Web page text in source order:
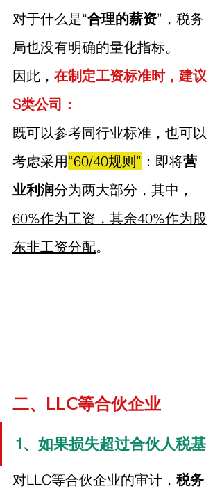
对于什么是“合理的薪资”，税务
局也没有明确的量化指标。
因此， 在制定工资标准时，建议
S类公司：
既可以参考同行业标准，也可以
考虑采用“60/40规则” ：即将营
业利润分为两大部分，其中，
60%作为工资，其余40%作为股
东非工资分配。
二、LLC等合伙企业
1、如果损失超过合伙人税基
对LLC等合伙企业的审计， 税务